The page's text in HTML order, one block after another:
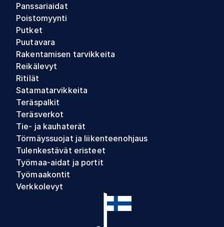
Panssariaidat
Poistomyynti
Putket
Puutavara
Rakentamisen tarvikkeita
Reikälevyt
Ritilät
Satamatarvikkeita
Teräspalkit
Teräsverkot
Tie- ja kauhaterät
Törmäyssuojat ja liikenteenohjaus
Tulenkestävät eristeet
Työmaa-aidat ja portit
Työmaakontit
Verkkolevyt